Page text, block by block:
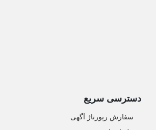
دسترسی سریع
سفارش رپورتاژ آگهی